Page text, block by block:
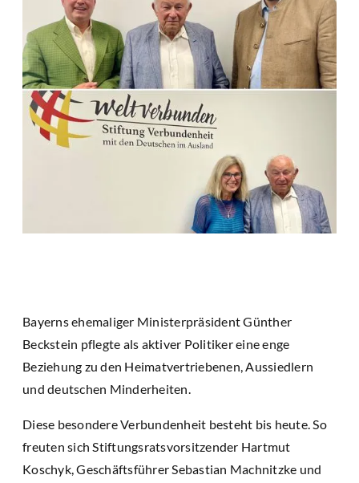
Bayerns ehemaliger Ministerpräsident Günther
Beckstein pflegte als aktiver Politiker eine enge
Beziehung zu den Heimatvertriebenen, Aussiedlern
und deutschen Minderheiten.
Diese besondere Verbundenheit besteht bis heute. So
freuten sich Stiftungsratsvorsitzender Hartmut
Koschyk, Geschäftsführer Sebastian Machnitzke und